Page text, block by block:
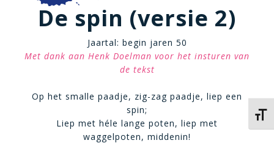
De spin (versie 2)
Jaartal: begin jaren 50
Met dank aan Henk Doelman voor het insturen van
de tekst
Op het smalle paadje, zig-zag paadje, liep een
spin;
Liep met héle lange poten, liep met
waggelpoten, middenin!